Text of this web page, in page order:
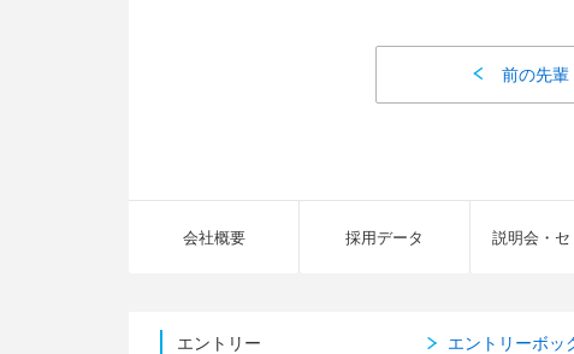
前の先輩
会社概要 採用データ 説明会・セ
エントリー エントリーボッ